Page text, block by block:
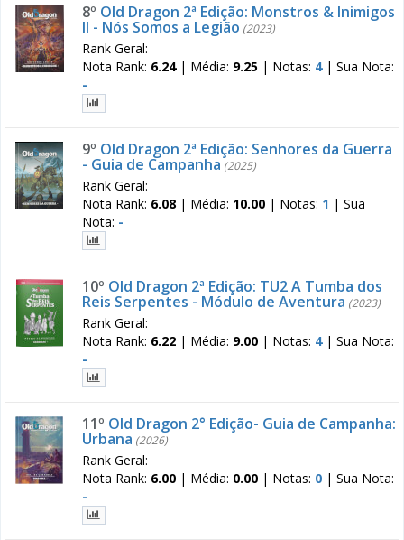
8º Old Dragon 2ª Edição: Monstros & Inimigos
II - Nós Somos a Legião (2023)
Rank Geral:
Nota Rank: 6.24| Média: 9.25 | Notas: 4| Sua Nota:
-
9º Old Dragon 2ª Edição: Senhores da Guerra
- Guia de Campanha (2025)
Rank Geral:
Nota Rank: 6.08 | Média: 10.00 | Notas: 1 | Sua
Nota: -
10º Old Dragon 2ª Edição: TU2 A Tumba dos
Reis Serpentes - Módulo de Aventura (2023)
Rank Geral:
Nota Rank: 6.22 | Média: 9.00 | Notas: 4| Sua Nota:
-
11º Old Dragon 2° Edição- Guia de Campanha:
Urbana (2026)
Rank Geral:
Nota Rank: 6.00 | Média: 0.00 | Notas: 0 | Sua Nota:
-